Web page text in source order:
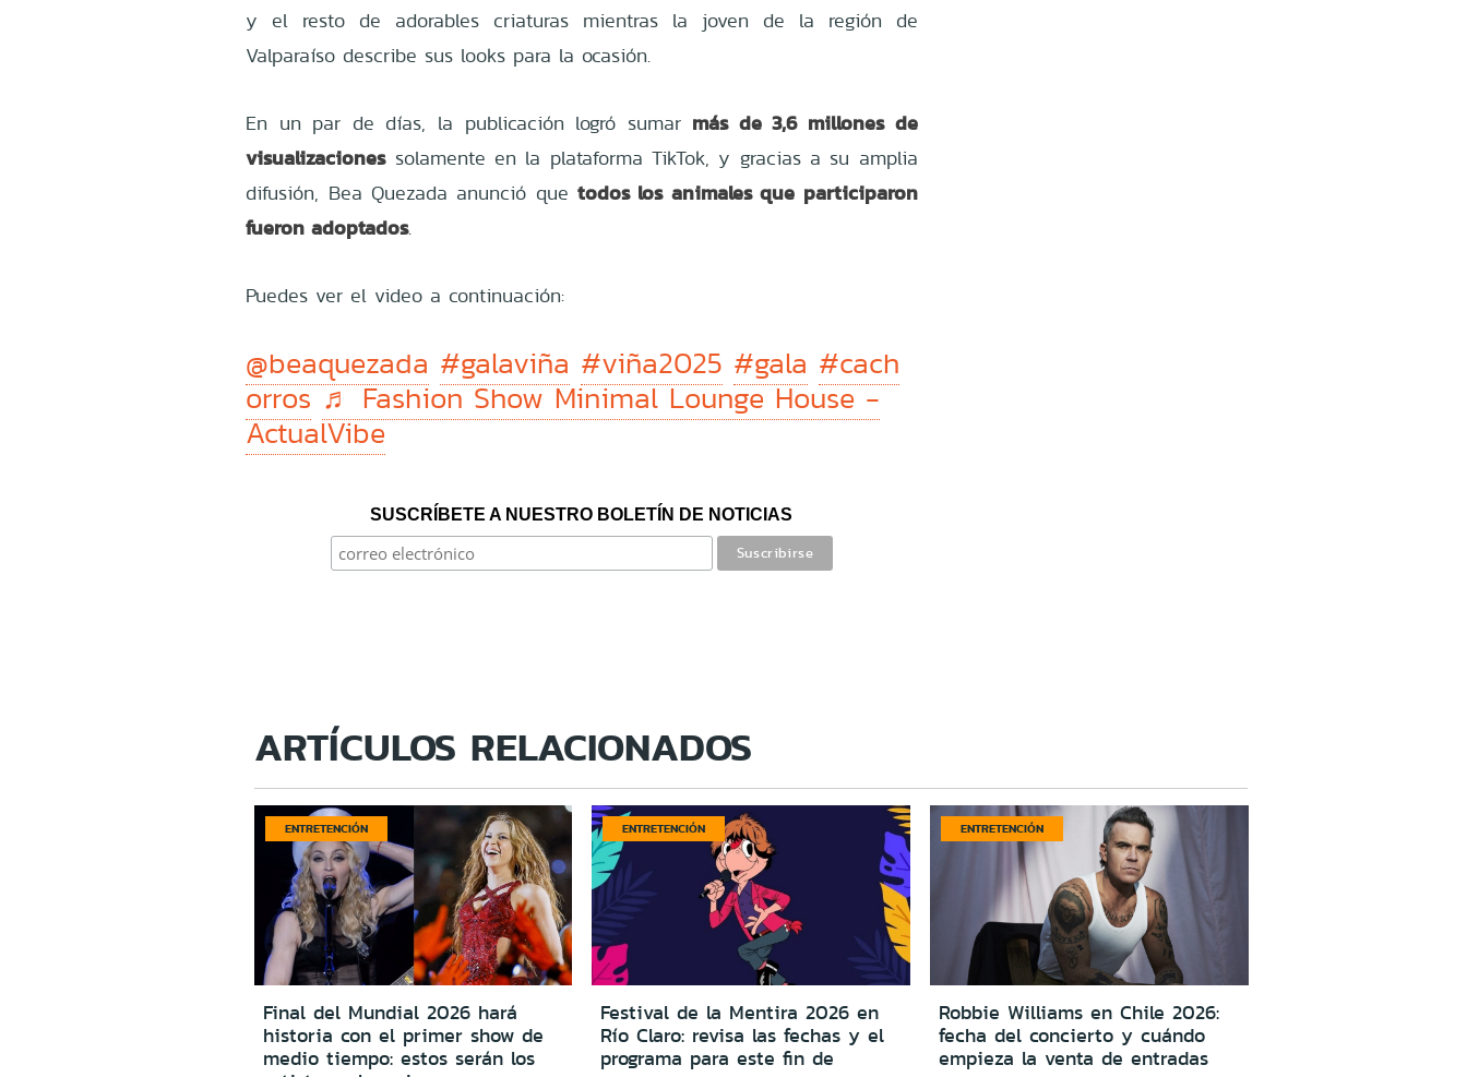
y el resto de adorables criaturas mientras la joven de la región de
Valparaíso describe sus looks para la ocasión.
En un par de días, la publicación logró sumar más de 3,6 millones de
visualizacionessolamente en la plataforma TikTok, y gracias a su amplia
difusión, Bea Quezada anunció quetodos los animales que participaron
fueron adoptados.
Puedes ver el video a continuación:
@beaquezada #galaviña #viña2025 #gala #cach
orros ♬ Fashion Show Minimal Lounge House -
ActualVibe
SUSCRÍBETE A NUESTRO BOLETÍN DE NOTICIAS
ARTÍCULOS RELACIONADOS
ENTRETENCIÓN
Final del Mundial 2026 hará
historia con el primer show de
medio tiempo: estos serán los
ENTRETENCIÓN
Festival de la Mentira 2026 en
Río Claro: revisa las fechas y el
programa para este fin de
ENTRETENCIÓN
Robbie Williams en Chile 2026:
fecha del concierto y cuándo
empieza la venta de entradas